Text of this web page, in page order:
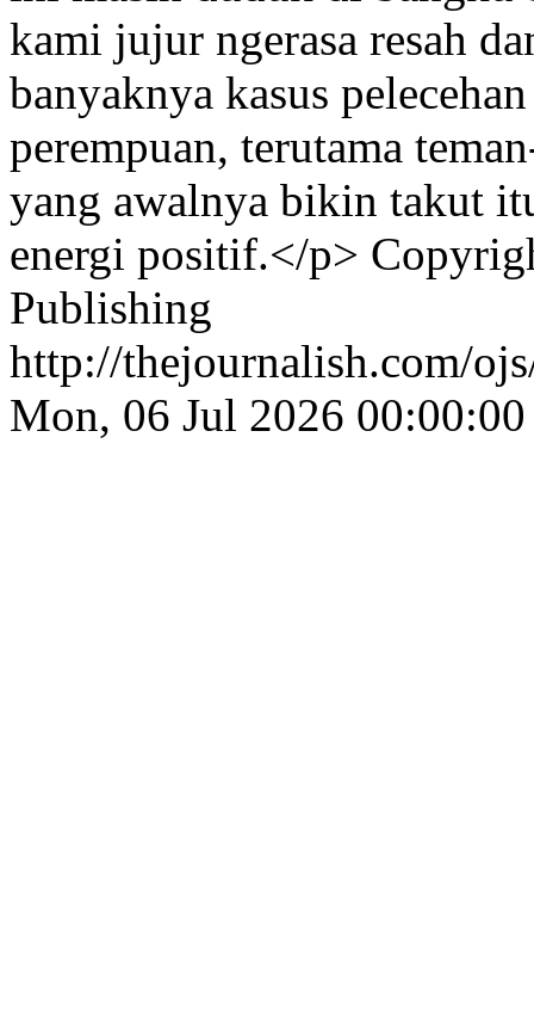
kami jujur ngerasa resah
banyaknya kasus
perempuan, terutama
yang awalnya bikin takut
energi positif.</p>
Publishing
http://thejournalish.com/
Mon, 06 Jul 2026